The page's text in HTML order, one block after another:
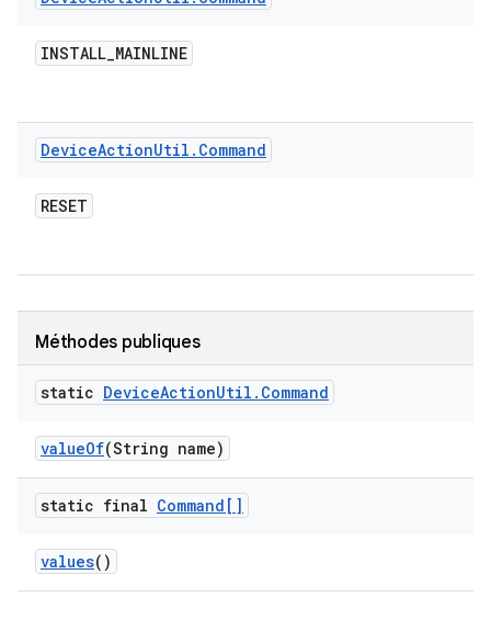
INSTALL_MAINLINE
DeviceActionUtil . Command
RESET
Méthodes publiques
static DeviceActionUtil . Command
valueOf(String name)
static final Command[]
values()